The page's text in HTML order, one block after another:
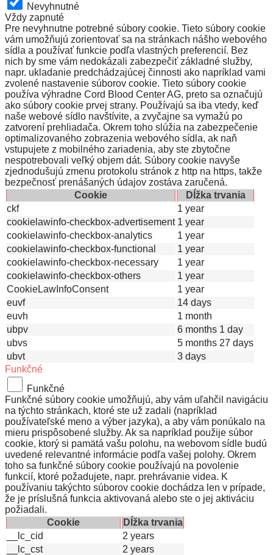
Nevyhnutné
Vždy zapnuté
Pre nevyhnutne potrebné súbory cookie. Tieto súbory cookie
vám umožňujú zorientovať sa na stránkach nášho webového
sídla a používať funkcie podľa vlastných preferencií. Bez
nich by sme vám nedokázali zabezpečiť základné služby,
napr. ukladanie predchádzajúcej činnosti ako napríklad vami
zvolené nastavenie súborov cookie. Tieto súbory cookie
používa výhradne Cord Blood Center AG, preto sa označujú
ako súbory cookie prvej strany. Používajú sa iba vtedy, keď
naše webové sídlo navštívite, a zvyčajne sa vymažú po
zatvorení prehliadača. Okrem toho slúžia na zabezpečenie
optimalizovaného zobrazenia webového sídla, ak naň
vstupujete z mobilného zariadenia, aby ste zbytočne
nespotrebovali veľký objem dát. Súbory cookie navyše
zjednodušujú zmenu protokolu stránok z http na https, takže
bezpečnosť prenášaných údajov zostáva zaručená.
Cookie
Dĺžka trvania
ckf
1 year
cookielawinfo-checkbox-advertisement 1 year
cookielawinfo-checkbox-analytics
1 year
cookielawinfo-checkbox-functional
1 year
cookielawinfo-checkbox-necessary
1 year
cookielawinfo-checkbox-others
1 year
CookieLawInfoConsent
1 year
euvf
14 days
euvh
1 month
ubpv
6 months 1 day
ubvs
5 months 27 days
ubvt
3 days
Funkčné
Funkčné
Funkčné súbory cookie umožňujú, aby vám uľahčil navigáciu
na týchto stránkach, ktoré ste už zadali (napríklad
používateľské meno a výber jazyka), a aby vám ponúkalo na
mieru prispôsobené služby. Ak sa napríklad použije súbor
cookie, ktorý si pamätá vašu polohu, na webovom sídle budú
uvedené relevantné informácie podľa vašej polohy. Okrem
toho sa funkčné súbory cookie používajú na povolenie
funkcií, ktoré požadujete, napr. prehrávanie videa. K
používaniu takýchto súborov cookie dochádza len v prípade,
že je príslušná funkcia aktivovaná alebo ste o jej aktiváciu
požiadali.
Cookie
Dĺžka trvania
__lc_cid
2 years
__lc_cst
2 years